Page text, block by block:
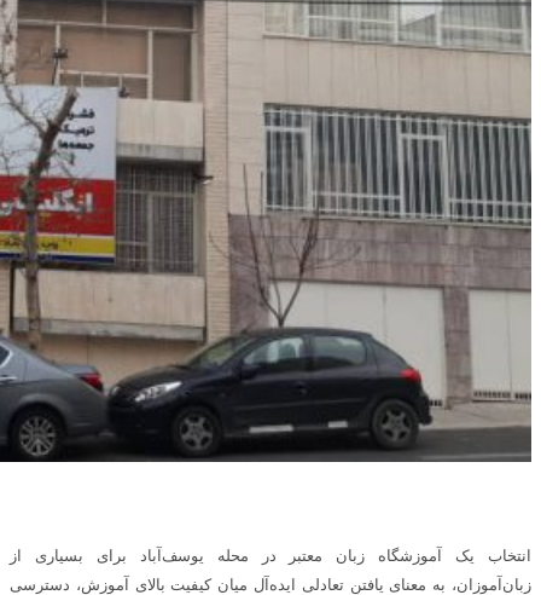
انتخاب یک آموزشگاه زبان معتبر در محله یوسف‌آباد برای بسیاری از
زبان‌آموزان، به معنای یافتن تعادلی ایده‌آل میان کیفیت بالای آموزش، دسترسی